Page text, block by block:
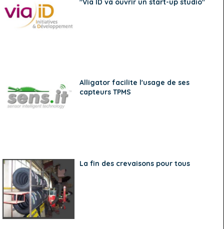
"Via ID va ouvrir un start-up studio"
Alligator facilite l'usage de ses
capteurs TPMS
La fin des crevaisons pour tous